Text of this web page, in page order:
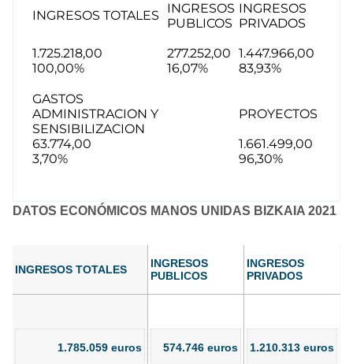
INGRESOS TOTALES
INGRESOS
PUBLICOS
INGRESOS
PRIVADOS
1.725.218,00
277.252,00 1.447.966,00
100,00%
16,07% 83,93%
GASTOS
ADMINISTRACION Y
SENSIBILIZACION
PROYECTOS
63.774,00
1.661.499,00
3,70%
96,30%
DATOS ECONÓMICOS MANOS UNIDAS BIZKAIA 2021
INGRESOS TOTALES
INGRESOS
PUBLICOS
INGRESOS
PRIVADOS
1.785.059 euros 574.746 euros 1.210.313 euros